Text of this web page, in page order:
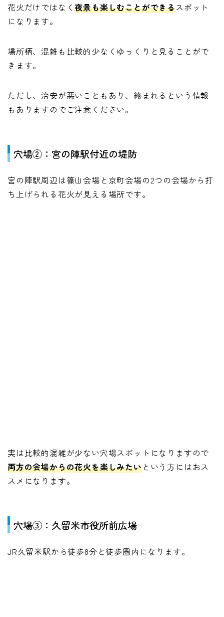
花火だけではなく夜景も楽しむことができるスポット
になります。
場所柄、混雑も比較的少なくゆっくりと見ることがで
きます。
ただし、治安が悪いこともあり、絡まれるという情報
もありますのでご注意ください。
穴場②：宮の陣駅付近の堤防
宮の陣駅周辺は篠山会場と京町会場の2つの会場から打
ち上げられる花火が見える場所です。
実は比較的混雑が少ない穴場スポットになりますので
両方の会場からの花火を楽しみたいという方にはおス
スメになります。
穴場③：久留米市役所前広場
JR久留米駅から徒歩8分と徒歩圏内になります。